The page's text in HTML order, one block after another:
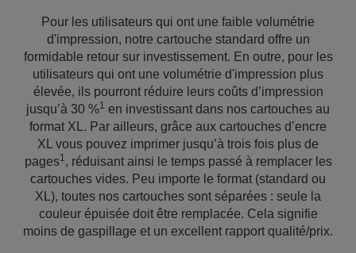
Pour les utilisateurs qui ont une faible volumétrie
d'impression, notre cartouche standard offre un
formidable retour sur investissement. En outre, pour les
utilisateurs qui ont une volumétrie d'impression plus
élevée, ils pourront réduire leurs coûts d’impression
jusqu’à 30 %1 en investissant dans nos cartouches au
format XL. Par ailleurs, grâce aux cartouches d’encre
XL vous pouvez imprimer jusqu’à trois fois plus de
pages1, réduisant ainsi le temps passé à remplacer les
cartouches vides. Peu importe le format (standard ou
XL), toutes nos cartouches sont séparées : seule la
couleur épuisée doit être remplacée. Cela signifie
moins de gaspillage et un excellent rapport qualité/prix.